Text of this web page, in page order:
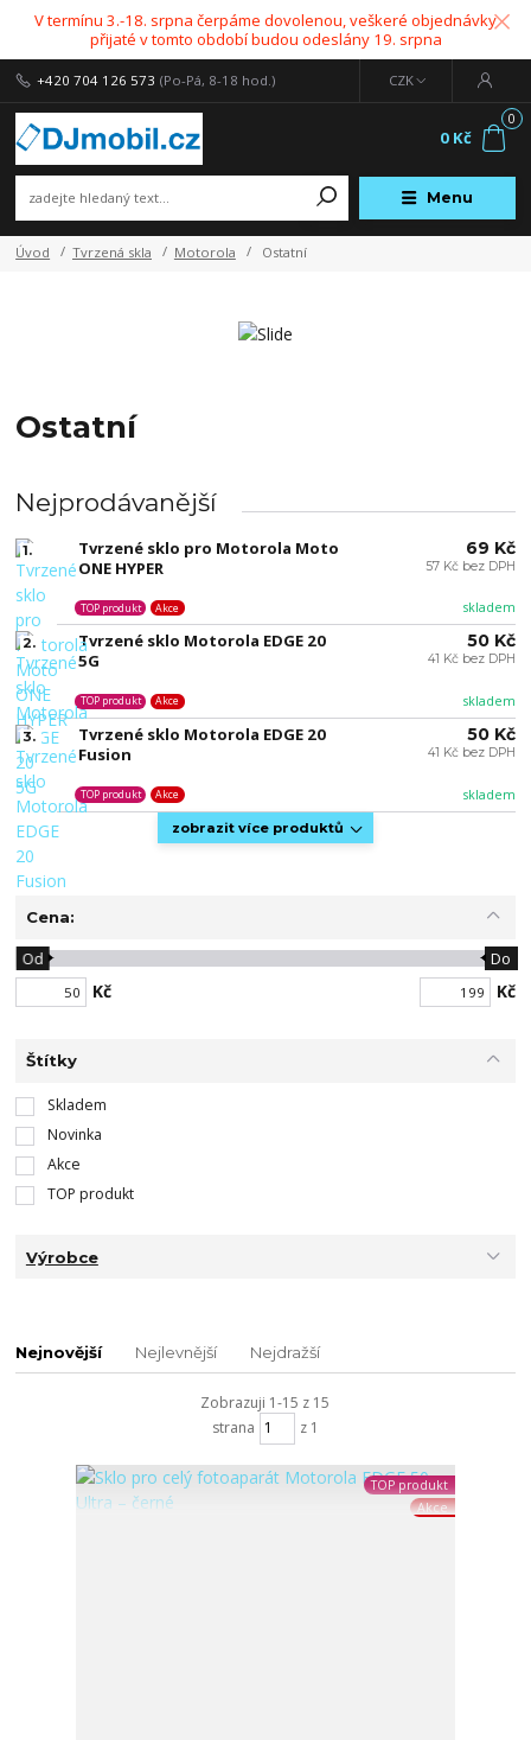
V termínu 3.-18. srpna čerpáme dovolenou, veškeré objednávky
přijaté v tomto období budou odeslány 19. srpna
Menu
CZK
+420 704 126 573 (Po-Pá, 8-18 hod.)
0
0 Kč
Úvod Tvrzená skla Motorola Ostatní
Ostatní
Nejprodávanější
1.
Tvrzené sklo pro Motorola Moto
ONE HYPER
skladem
TOP produkt Akce
69 Kč
57 Kč bez DPH
2.
Tvrzené sklo Motorola EDGE 20
5G
skladem
TOP produkt Akce
50 Kč
41 Kč bez DPH
3.
Tvrzené sklo Motorola EDGE 20
Fusion
skladem
TOP produkt Akce
50 Kč
41 Kč bez DPH
zobrazit více produktů
Cena:
Kč
Od Do
Kč
Štítky
Skladem
Novinka
Akce
TOP produkt
Výrobce
Nejnovější Nejlevnější Nejdražší
Zobrazuji 1-15 z 15
strana
z 1
TOP produkt
Akce